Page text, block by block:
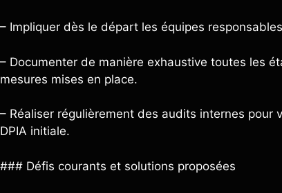
– Impliquer dès le départ les équipes
– Documenter de manière exhaustive toutes les
mesures mises en place.
– Réaliser régulièrement des audits internes
DPIA initiale.
### Défis courants et solutions proposées